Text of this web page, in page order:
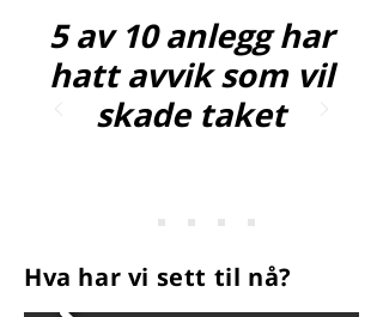
5 av 10 anlegg har
hatt avvik som vil
skade taket
Hva har vi sett til nå?